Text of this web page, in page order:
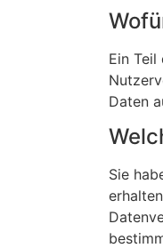
Ein
Daten
Sie